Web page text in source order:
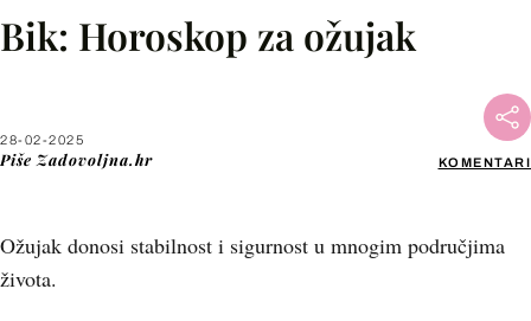
Bik: Horoskop za ožujak
28-02-2025
Piše Zadovoljna.hr KOMENTARI
Ožujak donosi stabilnost i sigurnost u mnogim područjima
života.
Facebook